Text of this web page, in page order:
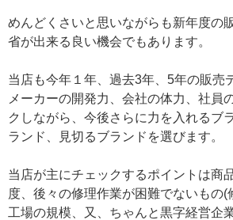
めんどくさいと思いながらも新年度の
省が出来る良い機会でもあります。
当店も今年１年、過去3年、5年の販売
メーカーの開発力、会社の体力、社員
クしながら、今後さらに力を入れるブ
ランド、見切るブランドを選びます。
当店が主にチェックするポイントは商
度、後々の修理作業が困難でないもの(
工場の規模、又、ちゃんと黒字経営企